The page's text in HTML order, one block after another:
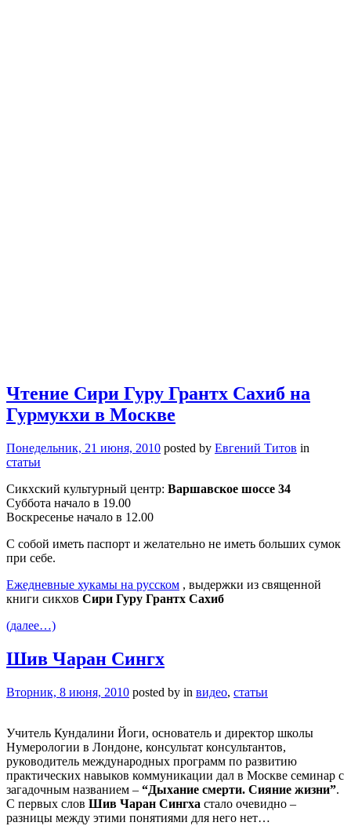
Чтение Сири Гуру Грантх Сахиб на
Гурмукхи в Москве
Понедельник, 21 июня, 2010 posted by Евгений Титов in
статьи
Сикхский культурный центр: Варшавское шоссе 34
Суббота начало в 19.00
Воскресенье начало в 12.00
C собой иметь паспорт и желательно не иметь больших сумок
при себе.
Ежедневные хукамы на русском , выдержки из священной
книги сикхов Сири Гуру Грантх Сахиб
(далее…)
Шив Чаран Сингх
Вторник, 8 июня, 2010 posted by in видео, статьи
Учитель Кундалини Йоги, основатель и директор школы
Нумерологии в Лондоне, консультат консультантов,
руководитель международных программ по развитию
практических навыков коммуникации дал в Москве семинар с
загадочным названием – “Дыхание смерти. Сияние жизни”.
С первых слов Шив Чаран Сингха стало очевидно –
разницы между этими понятиями для него нет…